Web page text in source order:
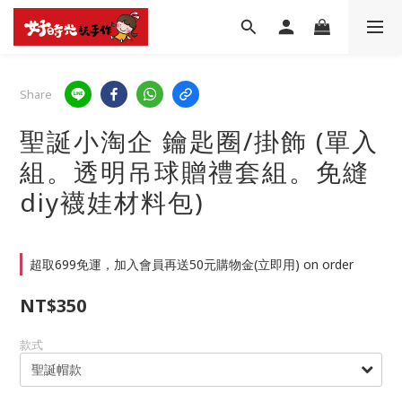
Share
聖誕小淘企 鑰匙圈/掛飾 (單入
組。透明吊球贈禮套組。免縫
diy襪娃材料包)
超取699免運，加入會員再送50元購物金(立即用) on order
NT$350
款式